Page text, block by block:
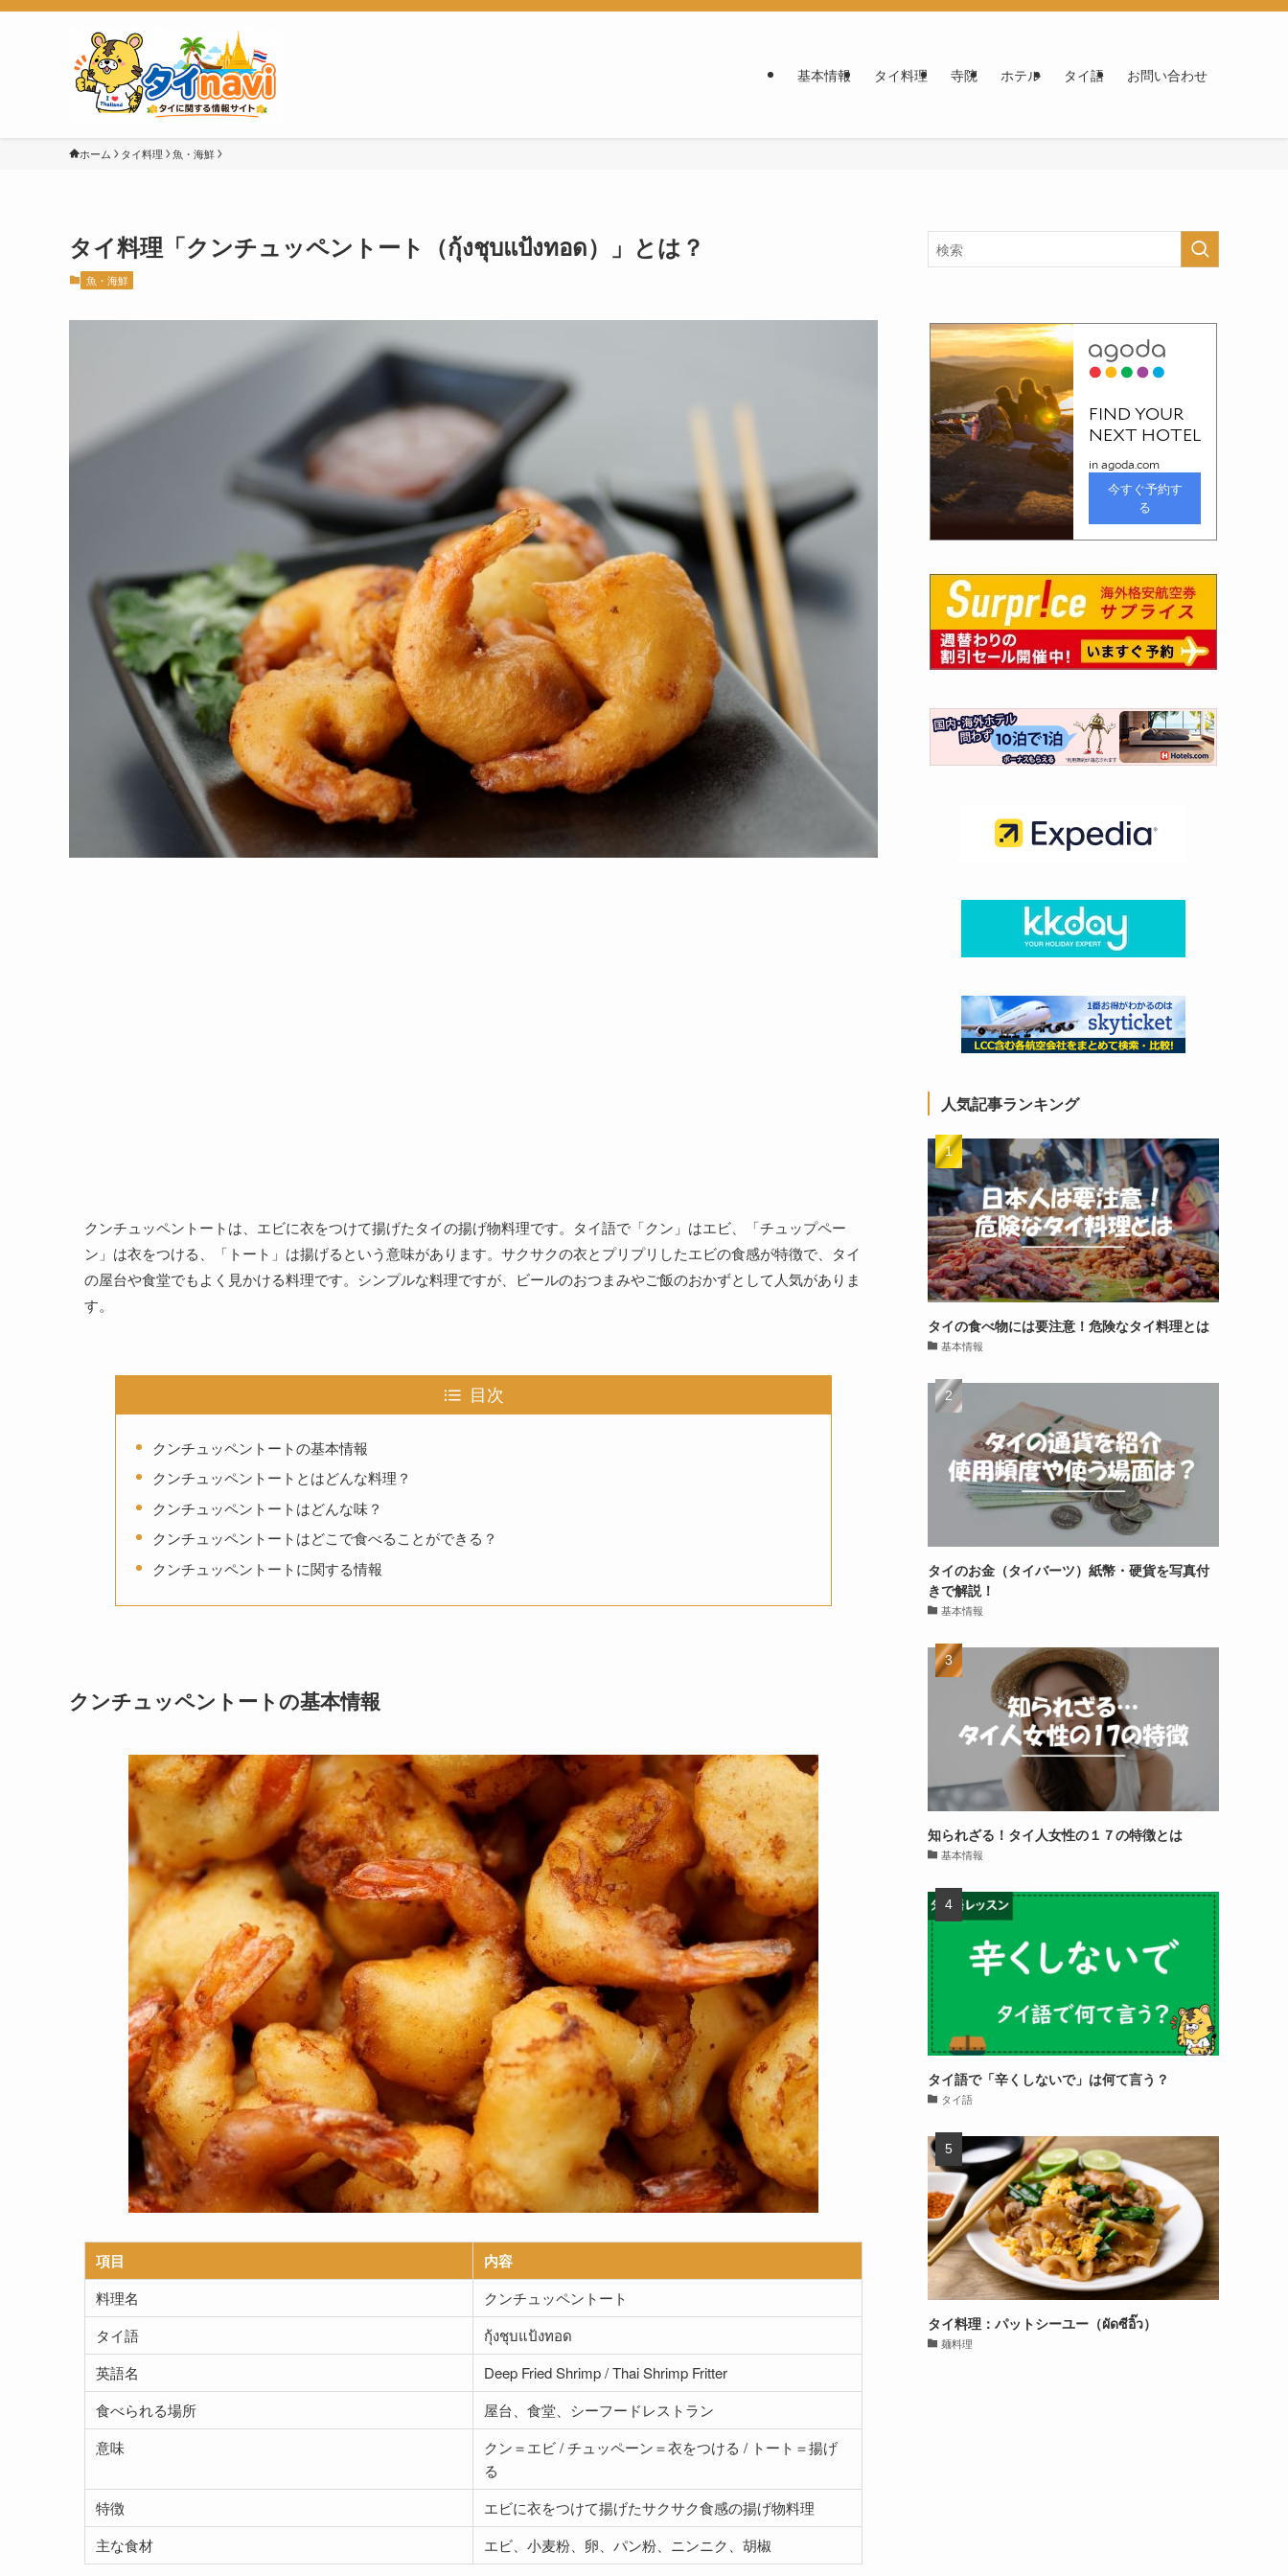
基本情報 タイ料理 寺院 ホテル タイ語 お問い合わせ
ホーム タイ料理 魚・海鮮
タイ料理「クンチュッペントート（กุ้งชุบแป้งทอด）」とは？
魚・海鮮
クンチュッペントートは、エビに衣をつけて揚げたタイの揚げ物料理です。タイ語で「クン」はエビ、「チュップペー
ン」は衣をつける、「トート」は揚げるという意味があります。サクサクの衣とプリプリしたエビの食感が特徴で、タイ
の屋台や食堂でもよく見かける料理です。シンプルな料理ですが、ビールのおつまみやご飯のおかずとして人気がありま
す。
目次
クンチュッペントートの基本情報
クンチュッペントートとはどんな料理？
クンチュッペントートはどんな味？
クンチュッペントートはどこで食べることができる？
クンチュッペントートに関する情報
クンチュッペントートの基本情報
項目 内容
料理名
クンチュッペントート
タイ語
กุ้งชุบแป้งทอด
英語名
Deep Fried Shrimp / Thai Shrimp Fritter
食べられる場所
屋台、食堂、シーフードレストラン
意味
クン＝エビ / チュッペーン＝衣をつける / トート＝揚げ
る
特徴
エビに衣をつけて揚げたサクサク食感の揚げ物料理
主な食材
エビ、小麦粉、卵、パン粉、ニンニク、胡椒
人気記事ランキング
タイの食べ物には要注意！危険なタイ料理とは
基本情報
タイのお金（タイバーツ）紙幣・硬貨を写真付
きで解説！
基本情報
知られざる！タイ人女性の１７の特徴とは
基本情報
タイ語で「辛くしないで」は何て言う？
タイ語
タイ料理：パットシーユー（ผัดซีอิ๊ว）
麺料理